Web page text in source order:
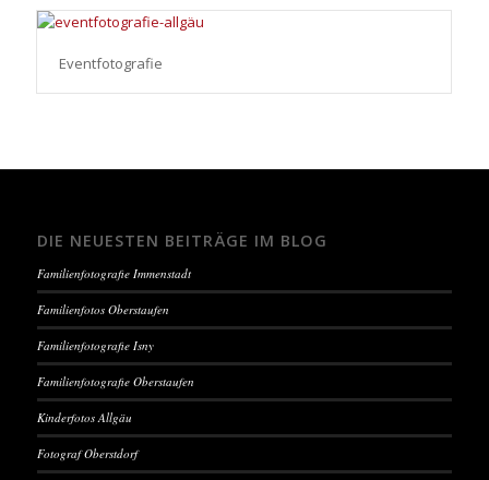
Eventfotografie
DIE NEUESTEN BEITRÄGE IM BLOG
Familienfotografie Immenstadt
Familienfotos Oberstaufen
Familienfotografie Isny
Familienfotografie Oberstaufen
Kinderfotos Allgäu
Fotograf Oberstdorf